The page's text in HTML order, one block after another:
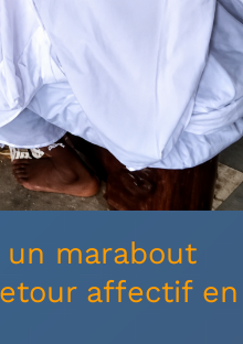
marabout
affectif en